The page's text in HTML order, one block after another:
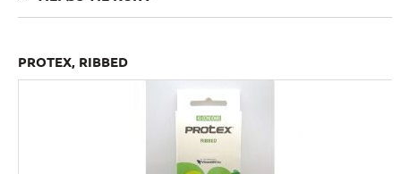
PROTEX, RIBBED